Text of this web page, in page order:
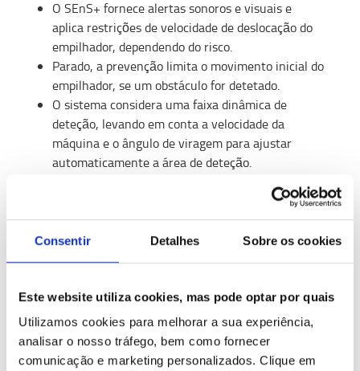
Consentir Detalhes Sobre os cookies
Este website utiliza cookies, mas pode optar por quais
Utilizamos cookies para melhorar a sua experiência,
analisar o nosso tráfego, bem como fornecer
comunicação e marketing personalizados. Clique em
O SEnS+ fornece alertas sonoros e visuais e
aplica restrições de velocidade de deslocação do
empilhador, dependendo do risco.
Parado, a prevenção limita o movimento inicial do
empilhador, se um obstáculo for detetado.
O sistema considera uma faixa dinâmica de
deteção, levando em conta a velocidade da
máquina e o ângulo de viragem para ajustar
automaticamente a área de deteção.